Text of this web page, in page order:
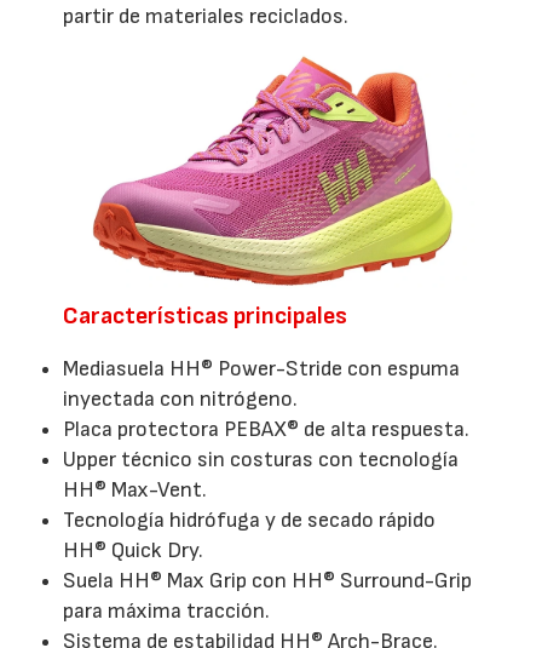
partir de materiales reciclados.
Características principales
Mediasuela HH® Power-Stride con espuma
inyectada con nitrógeno.
Placa protectora PEBAX® de alta respuesta.
Upper técnico sin costuras con tecnología
HH® Max-Vent.
Tecnología hidrófuga y de secado rápido
HH® Quick Dry.
Suela HH® Max Grip con HH® Surround-Grip
para máxima tracción.
Sistema de estabilidad HH® Arch-Brace.